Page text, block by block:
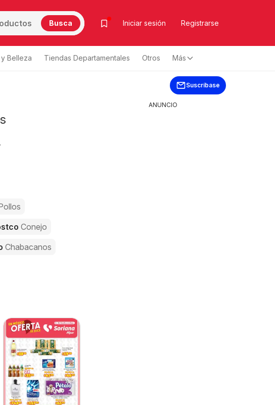
Busca Iniciar sesión Registrarse
Belleza Tiendas Departamentales Otros Más
Suscríbase
Conejo
Chabacanos
ANUNCIO